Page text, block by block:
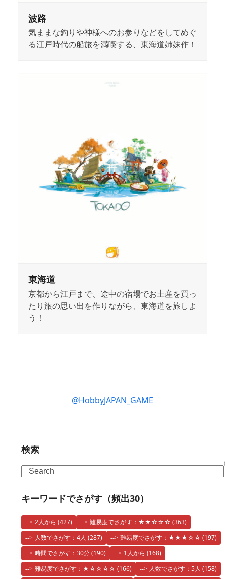
波路
気ままな釣りや神様へのお参りなどをしてめぐ
る江戸時代の船旅を満喫する、東海道姉妹作！
東海道
京都から江戸まで、途中の宿場でお土産を買っ
たり旅の思い出を作りながら、東海道を旅しよ
う！
@HobbyJAPAN_GAME
検索
Search
キーワードでさがす（頻出30）
2人から (427) 難易度でさがす：★★☆☆☆ (363)
人数でさがす：4人 (287) 難易度でさがす：★★★☆☆ (197)
時間でさがす：30分(190) 1人から (168)
難易度でさがす：★☆☆☆☆ (166) 人数でさがす：5人 (158)